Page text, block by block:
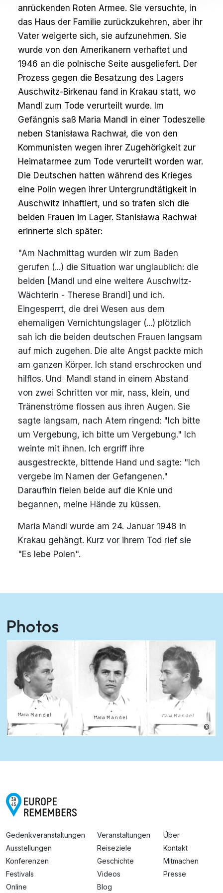
anrückenden Roten Armee. Sie versuchte, in
das Haus der Familie zurückzukehren, aber ihr
Vater weigerte sich, sie aufzunehmen. Sie
wurde von den Amerikanern verhaftet und
1946 an die polnische Seite ausgeliefert. Der
Prozess gegen die Besatzung des Lagers
Auschwitz-Birkenau fand in Krakau statt, wo
Mandl zum Tode verurteilt wurde. Im
Gefängnis saß Maria Mandl in einer Todeszelle
neben Stanisława Rachwał, die von den
Kommunisten wegen ihrer Zugehörigkeit zur
Heimatarmee zum Tode verurteilt worden war.
Die Deutschen hatten während des Krieges
eine Polin wegen ihrer Untergrundtätigkeit in
Auschwitz inhaftiert, und so trafen sich die
beiden Frauen im Lager. Stanisława Rachwał
erinnerte sich später:
"Am Nachmittag wurden wir zum Baden
gerufen (...) die Situation war unglaublich: die
beiden [Mandl und eine weitere Auschwitz-
Wächterin - Therese Brandl] und ich.
Eingesperrt, die drei Wesen aus dem
ehemaligen Vernichtungslager (...) plötzlich
sah ich die beiden deutschen Frauen langsam
auf mich zugehen. Die alte Angst packte mich
am ganzen Körper. Ich stand erschrocken und
hilflos. Und Mandl stand in einem Abstand
von zwei Schritten vor mir, nass, klein, und
Tränenströme flossen aus ihren Augen. Sie
sagte langsam, nach Atem ringend: "Ich bitte
um Vergebung, ich bitte um Vergebung." Ich
weinte mit ihnen. Ich ergriff ihre
ausgestreckte, bittende Hand und sagte: "Ich
vergebe im Namen der Gefangenen."
Daraufhin fielen beide auf die Knie und
begannen, meine Hände zu küssen.
Maria Mandl wurde am 24. Januar 1948 in
Krakau gehängt. Kurz vor ihrem Tod rief sie
"Es lebe Polen".
Photos
©
Gedenkveranstaltungen
Ausstellungen
Konferenzen
Festivals
Online
Veranstaltungen
Reiseziele
Geschichte
Videos
Blog
Über
Kontakt
Mitmachen
Presse